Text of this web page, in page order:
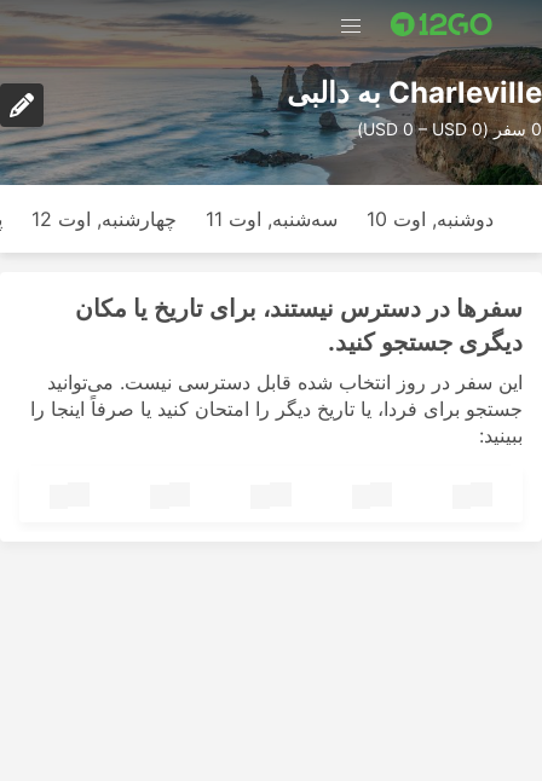
Charleville به دالبی
0 سفر (USD 0 – USD 0)
دوشنبه, اوت 10 سه‌شنبه, اوت 11 چهارشنبه, اوت 12
سفرها در دسترس نیستند، برای تاریخ یا مکان
دیگری جستجو کنید.
این سفر در روز انتخاب شده قابل دسترسی نیست. می‌توانید
جستجو برای فردا، یا تاریخ دیگر را امتحان کنید یا صرفاً اینجا را
ببینید: